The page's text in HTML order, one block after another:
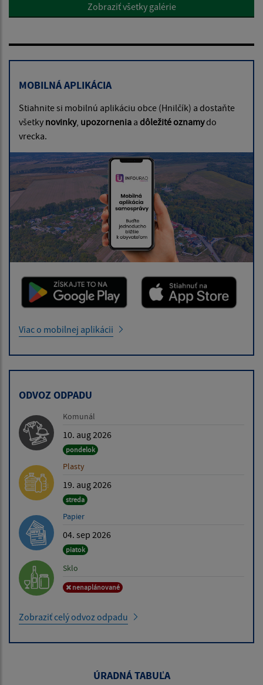
Zobraziť všetky galérie
MOBILNÁ APLIKÁCIA
Stiahnite si mobilnú aplikáciu obce (Hnilčík) a dostaňte
všetky novinky, upozornenia a dôležité oznamydo
vrecka.
Viac o mobilnej aplikácii
ODVOZ ODPADU
Komunál
10. aug 2026
pondelok
Plasty
19. aug 2026
streda
Papier
04. sep 2026
piatok
Sklo
nenaplánované
Zobraziť celý odvoz odpadu
ÚRADNÁ TABUĽA